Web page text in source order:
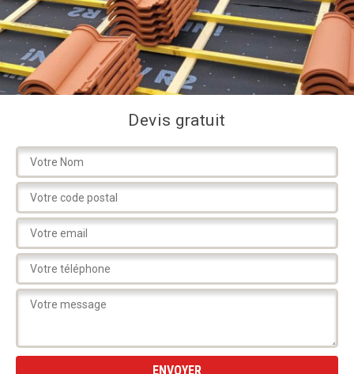
Devis gratuit